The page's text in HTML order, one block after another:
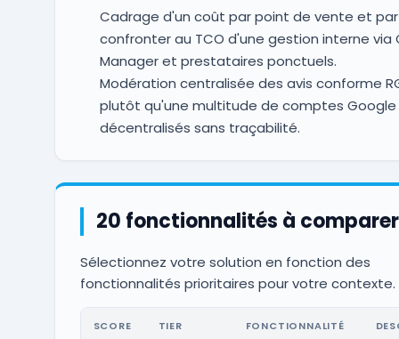
Cadrage d'un coût par point de vente et par
confronter au TCO d'une gestion interne via
Manager et prestataires ponctuels.
Modération centralisée des avis conforme
plutôt qu'une multitude de comptes Google
décentralisés sans traçabilité.
20 fonctionnalités à comparer
Sélectionnez votre solution en fonction des
fonctionnalités prioritaires pour votre contexte.
SCORE TIER FONCTIONNALITÉ